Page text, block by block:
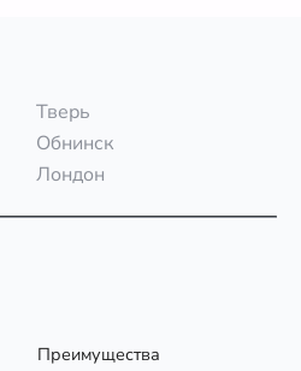
Тверь
Обнинск
Лондон
Преимущества